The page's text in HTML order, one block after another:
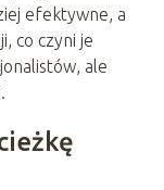
efektywne, a
co czyni je
ale